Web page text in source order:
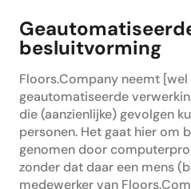
besluitvorming
Floors.Company neemt
geautomatiseerde
die (aanzienlijke) gevolgen
personen. Het gaat hier om
genomen door
zonder dat daar een mens
medewerker van